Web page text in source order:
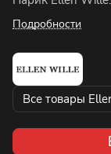
Подробности
Все товары